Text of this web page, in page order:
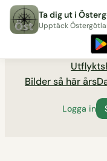
Hoppa
till
Bilder så här års
Logga in
Ta dig ut i
Upptäck